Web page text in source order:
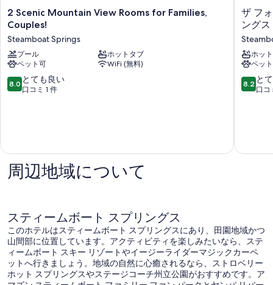
2
Scenic
Mountain
View
Rooms
for
Families,
Couples!
2 Scenic Mountain View Rooms for Families,
Couples!
Steamboat Springs
プール
ホットタブ
ペット可
WiFi (無料)
10
段
も
良
い、
1
件
件
の
口
コ
8.0 とても良い
口コミ 1 件
ザ
フ
ー
ル
ド
ホ
テ
ー
リ
ン
グ
ス
ザ フ
ングス
ホッ
ペッ
10
段
も
件
件
の
口
コ
8.2 と
口コ
周辺地域について
スティームボート スプリングス
このホテルはスティームボート スプリングスにあり、田園地域かつ
山間部に位置しています。アクティビティを楽しみたいなら、ステ
ィームボート スキー リゾートやイージーライダーマジックカーペ
ットへ行きましょう。地域の自然に心癒されるなら、ストロベリー
ホット スプリングスやステージコーチ州立公園がおすすめです。ア